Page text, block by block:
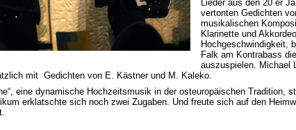
Lieder aus den 20 er
vertonten Gedichten
musikalischen
Klarinette und
Hochgeschwindigkeit,
Falk am Kontrabass
auszuspielen. Michael
mit Gedichten von E. Kästner und M. Kaleko.
eine dynamische Hochzeitsmusik in der osteuropäischen Tradition,
erklatschte sich noch zwei Zugaben. Und freute sich auf den